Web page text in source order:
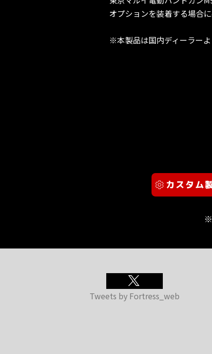
オプションを装着する場合
※本製品は国内ディーラーよ
Tweets by Fortress_web